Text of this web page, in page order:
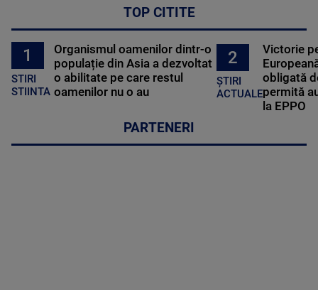
TOP CITITE
1
STIRI
STIINTA
Organismul oamenilor dintr-o
populație din Asia a dezvoltat
o abilitate pe care restul
oamenilor nu o au
2
ȘTIRI
ACTUALE
Victorie
obligată
permită
la EPPO
PARTENERI